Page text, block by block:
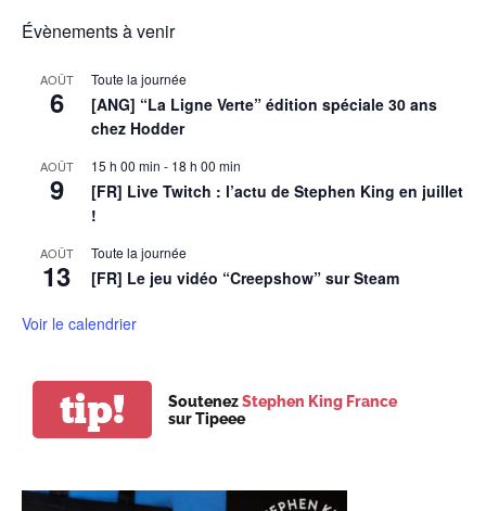
Évènements à venir
AOÛT
6
Toute la journée
[ANG] “La Ligne Verte” édition spéciale 30 ans
chez Hodder
AOÛT
9
15 h 00 min - 18 h 00 min
[FR] Live Twitch : l’actu de Stephen King en juillet
!
AOÛT
13
Toute la journée
[FR] Le jeu vidéo “Creepshow” sur Steam
Voir le calendrier
tip! SoutenezStephen King France
sur Tipeee